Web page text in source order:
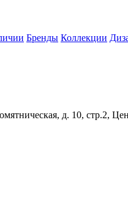
Бренды Коллекции
д. 10, стр.2,